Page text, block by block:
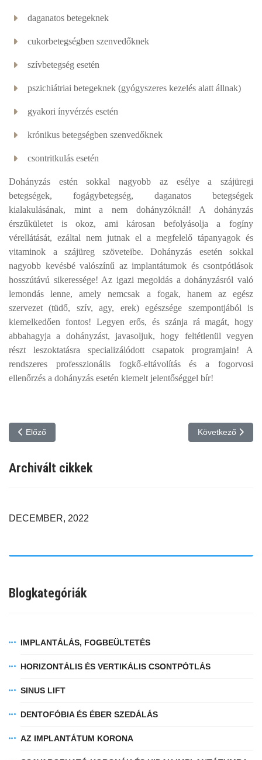
daganatos betegeknek
cukorbetegségben szenvedőknek
szívbetegség esetén
pszichiátriai betegeknek (gyógyszeres kezelés alatt állnak)
gyakori ínyvérzés esetén
krónikus betegségben szenvedőknek
csontritkulás esetén
Dohányzás estén sokkal nagyobb az esélye a szájüregi
betegségek, fogágybetegség, daganatos betegségek
kialakulásának, mint a nem dohányzóknál! A dohányzás
érszűkületet is okoz, ami károsan befolyásolja a fogíny
vérellátását, ezáltal nem jutnak el a megfelelő tápanyagok és
vitaminok a szájüreg szöveteibe. Dohányzás esetén sokkal
nagyobb kevésbé valószínű az implantátumok és csontpótlások
hosszútávú sikeressége! Az igazi megoldás a dohányzásról való
lemondás lenne, amely nemcsak a fogak, hanem az egész
szervezet (tüdő, szív, agy, erek) egészsége szempontjából is
kiemelkedően fontos! Legyen erős, és szánja rá magát, hogy
abbahagyja a dohányzást, javasoljuk, hogy feltétlenül vegyen
részt leszoktatásra specializálódott csapatok programjain! A
rendszeres professzionális fogkő-eltávolítás és a fogorvosi
ellenőrzés a dohányzás esetén kiemelt jelentőséggel bír!
Előző cikk: A dohányzás káros hatásai a fogakra és a szájüregre
Előző Következő cikk:
Következő
Archivált cikkek
DECEMBER, 2022
Blogkategóriák
IMPLANTÁLÁS, FOGBEÜLTETÉS
HORIZONTÁLIS ÉS VERTIKÁLIS CSONTPÓTLÁS
SINUS LIFT
DENTOFÓBIA ÉS ÉBER SZEDÁLÁS
AZ IMPLANTÁTUM KORONA